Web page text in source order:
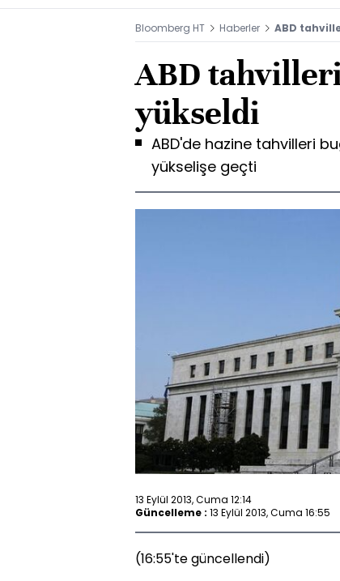
Bloomberg HT Haberler ABD
ABD
yükseldi
ABD'de hazine tahvilleri
yükselişe geçti
13 Eylül 2013, Cuma 12:14
Güncelleme : 13 Eylül 2013, Cuma 16:55
(16:55'te güncellendi)